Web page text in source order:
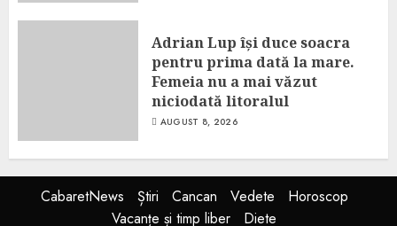
Adrian Lup își duce soacra
pentru prima dată la mare.
Femeia nu a mai văzut
niciodată litoralul
AUGUST 8, 2026
CabaretNews Știri Cancan Vedete
Horoscop
Vacanțe și timp liber
Diete